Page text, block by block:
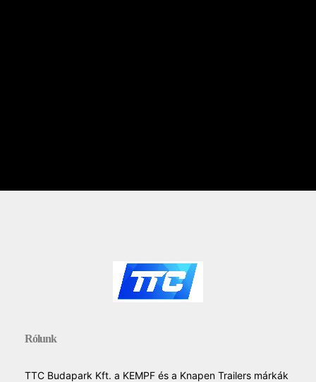
Rólunk
TTC Budapark Kft. a KEMPF és a Knapen Trailers márkák